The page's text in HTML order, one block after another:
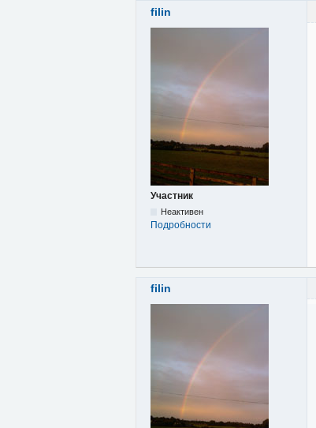
filin
Участник
Неактивен
Подробности
filin